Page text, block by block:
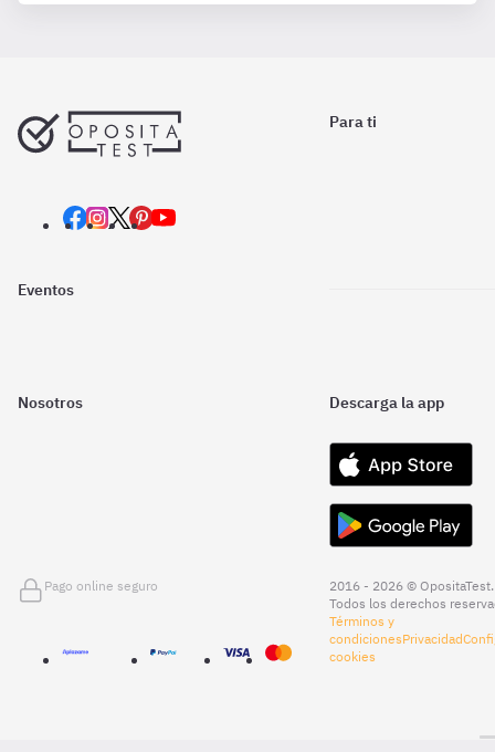
Para ti
Eventos
Nosotros Descarga la app
Pago online seguro
2016 - 2026 © OpositaTest.
Todos los derechos
Términos y
condicionesPrivacidad
cookies